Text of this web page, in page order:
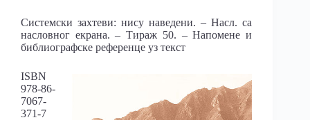
Системски захтеви: нису наведени. – Насл. са
насловног екрана. – Тираж 50. – Напомене и
библиографске референце уз текст
ISBN
978-86-
7067-
371-7